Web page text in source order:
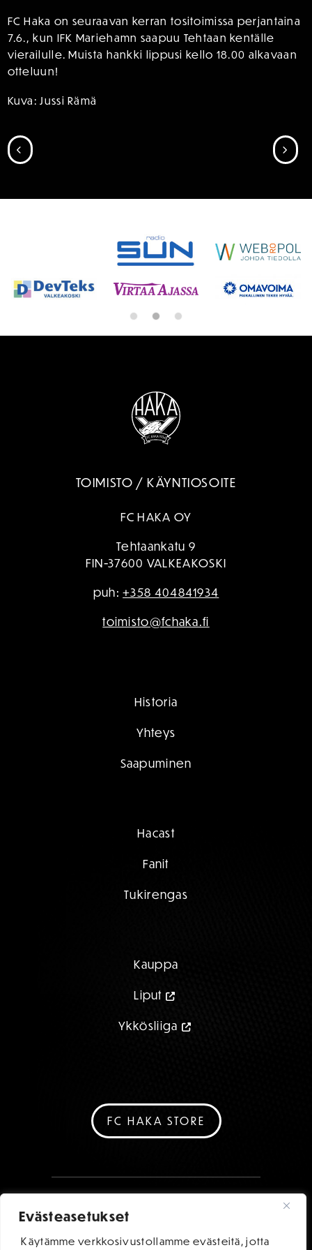
Evästeasetukset
Käytämme verkkosivustollamme evästeitä, jotta
FC Haka on seuraavan kerran tositoimissa perjantaina
7.6., kun IFK Mariehamn saapuu Tehtaan kentälle
vierailulle. Muista hankki lippusi kello 18.00 alkavaan
otteluun!
Kuva: Jussi Rämä
SIIRRY EDELLISEEN
TOIMISTO / KÄYNTIOSOITE
FC HAKA OY
Tehtaankatu 9
FIN-37600 VALKEAKOSKI
puh:+358 404841934
toimisto@fchaka.fi
Historia
Yhteys
Saapuminen
Hacast
Fanit
Tukirengas
Kauppa
Liput
Ykkösliiga
FC HAKA STORE